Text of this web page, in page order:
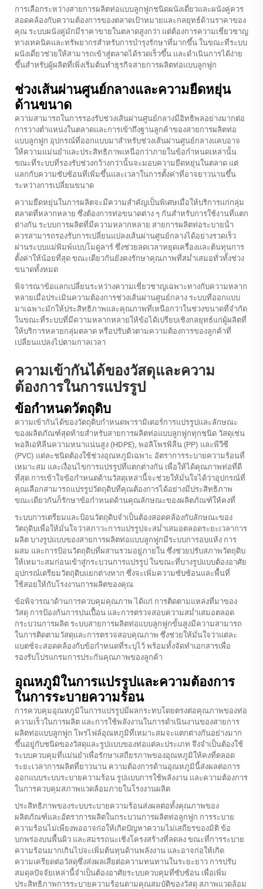
การเลือกระหว่างสายการผลิตท่อแบบลูกฟูกชนิดผนังเดี่ยวและผนังคู่ควร
สอดคล้องกับความต้องการของตลาดเป้าหมายและกลยุทธ์ด้านราคาของ
คุณ ระบบผนังคู่มักมีราคาขายในตลาดสูงกว่า แต่ต้องการความเชี่ยวชาญ
ทางเทคนิคและทรัพยากรสำหรับการบำรุงรักษาที่มากขึ้น ในขณะที่ระบบ
ผนังเดี่ยวช่วยให้สามารถเข้าสู่ตลาดได้รวดเร็วขึ้น และดำเนินการได้ง่าย
ขึ้นสำหรับผู้ผลิตที่เพิ่งเริ่มต้นทำธุรกิจสายการผลิตท่อแบบลูกฟูก
ช่วงเส้นผ่านศูนย์กลางและความยืดหยุ่น
ด้านขนาด
ความสามารถในการรองรับช่วงเส้นผ่านศูนย์กลางมีอิทธิพลอย่างมากต่อ
การวางตำแหน่งในตลาดและการเข้าถึงฐานลูกค้าของสายการผลิตท่อ
แบบลูกฟูก อุปกรณ์ที่ออกแบบมาสำหรับช่วงเส้นผ่านศูนย์กลางแคบอาจ
ให้ความแม่นยำและประสิทธิภาพเหนือกว่าภายในข้อกำหนดเหล่านั้น
ขณะที่ระบบที่รองรับช่วงกว้างกว่านั้นจะมอบความยืดหยุ่นในตลาด แต่
แลกกับความซับซ้อนที่เพิ่มขึ้นและเวลาในการตั้งค่าที่อาจยาวนานขึ้น
ระหว่างการเปลี่ยนขนาด
ความยืดหยุ่นในการผลิตจะมีความสำคัญเป็นพิเศษเมื่อให้บริการแก่กลุ่ม
ตลาดที่หลากหลาย ซึ่งต้องการท่อขนาดต่าง ๆ กันสำหรับการใช้งานที่แตก
ต่างกัน ระบบการผลิตที่มีความหลากหลาย สายการผลิตท่อระบายน้ํา
ควรสามารถรองรับการเปลี่ยนแปลงเส้นผ่านศูนย์กลางได้อย่างรวดเร็ว
ผ่านระบบแม่พิมพ์แบบโมดูลาร์ ซึ่งช่วยลดเวลาหยุดเครื่องและต้นทุนการ
ตั้งค่าให้น้อยที่สุด ขณะเดียวกันยังคงรักษาคุณภาพที่สม่ำเสมอทั่วทั้งช่วง
ขนาดทั้งหมด
พิจารณาข้อแลกเปลี่ยนระหว่างความเชี่ยวชาญเฉพาะทางกับความหลาก
หลายเมื่อประเมินความต้องการช่วงเส้นผ่านศูนย์กลาง ระบบที่ออกแบบ
มาเฉพาะมักให้ประสิทธิภาพและคุณภาพที่เหนือกว่าในช่วงขนาดที่จำกัด
ในขณะที่ระบบที่มีความหลากหลายให้ข้อได้เปรียบเชิงกลยุทธ์แก่ผู้ผลิตที่
ให้บริการหลายกลุ่มตลาด หรือปรับตัวตามความต้องการของลูกค้าที่
เปลี่ยนแปลงไปตามกาลเวลา
ความเข้ากันได้ของวัสดุและความ
ต้องการในการแปรรูป
ข้อกำหนดวัตถุดิบ
ความเข้ากันได้ของวัตถุดิบกำหนดพารามิเตอร์การแปรรูปและลักษณะ
ของผลิตภัณฑ์สุดท้ายสำหรับสายการผลิตท่อแบบลูกฟูกทุกชนิด วัสดุเช่น
พอลิเอทิลีนความหนาแน่นสูง (HDPE), พอลิโพรพิลีน (PP) และพีวีซี
(PVC) แต่ละชนิดต้องใช้ช่วงอุณหภูมิเฉพาะ อัตราการระบายความร้อนที่
เหมาะสม และเงื่อนไขการแปรรูปที่แตกต่างกัน เพื่อให้ได้คุณภาพท่อที่ดี
ที่สุด การเข้าใจข้อกำหนดด้านวัสดุเหล่านี้จะช่วยให้มั่นใจได้ว่าอุปกรณ์ที่
คุณเลือกสามารถแปรรูปวัตถุดิบที่คุณต้องการได้อย่างมีประสิทธิภาพ
ขณะเดียวกันก็รักษาข้อกำหนดด้านคุณลักษณะของผลิตภัณฑ์ให้คงที่
ระบบการเตรียมและป้อนวัตถุดิบจำเป็นต้องสอดคล้องกับลักษณะของ
วัตถุดิบเพื่อให้มั่นใจว่าสภาวะการแปรรูปจะสม่ำเสมอตลอดระยะเวลาการ
ผลิต บางรูปแบบของสายการผลิตท่อแบบลูกฟูกมีระบบการอบแห้ง การ
ผสม และการป้อนวัตถุดิบที่ผสานรวมอยู่ภายใน ซึ่งช่วยปรับสภาพวัตถุดิบ
ให้เหมาะสมก่อนเข้าสู่กระบวนการแปรรูป ในขณะที่บางรูปแบบต้องอาศัย
อุปกรณ์เตรียมวัตถุดิบแยกต่างหาก ซึ่งจะเพิ่มความซับซ้อนและพื้นที่
ใช้สอยให้กับโรงงานการผลิตของคุณ
ข้อพิจารณาด้านการควบคุมคุณภาพ ได้แก่ การติดตามแหล่งที่มาของ
วัสดุ การป้องกันการปนเปื้อน และการตรวจสอบความสม่ำเสมอตลอด
กระบวนการผลิต ระบบสายการผลิตท่อแบบลูกฟูกขั้นสูงมีความสามารถ
ในการติดตามวัสดุและการตรวจสอบคุณภาพ ซึ่งช่วยให้มั่นใจว่าแต่ละ
แบตช์จะสอดคล้องกับข้อกำหนดที่ระบุไว้ พร้อมทั้งจัดทำเอกสารเพื่อ
รองรับโปรแกรมการประกันคุณภาพของลูกค้า
อุณหภูมิในการแปรรูปและความต้องการ
ในการระบายความร้อน
การควบคุมอุณหภูมิในการแปรรูปมีผลกระทบโดยตรงต่อคุณภาพของท่อ
ความเร็วในการผลิต และการใช้พลังงานในการดำเนินงานของสายการ
ผลิตท่อแบบลูกฟูก โพรไฟล์อุณหภูมิที่เหมาะสมจะแตกต่างกันอย่างมาก
ขึ้นอยู่กับชนิดของวัสดุและรูปแบบของท่อแต่ละประเภท จึงจำเป็นต้องใช้
ระบบควบคุมที่แม่นยำเพื่อรักษาเสถียรภาพของอุณหภูมิให้คงที่ตลอด
ระยะเวลาการผลิตที่ยาวนาน ความต้องการด้านอุณหภูมินี้ส่งผลต่อการ
ออกแบบระบบระบายความร้อน รูปแบบการใช้พลังงาน และความต้องการ
ในการควบคุมสภาพแวดล้อมภายในโรงงานผลิต
ประสิทธิภาพของระบบระบายความร้อนส่งผลต่อทั้งคุณภาพของ
ผลิตภัณฑ์และอัตราการผลิตในกระบวนการผลิตท่อลูกฟูก การระบาย
ความร้อนไม่เพียงพออาจก่อให้เกิดปัญหาความไม่เสถียรของมิติ ข้อ
บกพร่องบนพื้นผิว และสมรรถนะเชิงโครงสร้างที่ลดลง ขณะที่การระบาย
ความร้อนมากเกินไปจะเพิ่มต้นทุนด้านพลังงาน และอาจก่อให้เกิด
ความเครียดต่อวัสดุซึ่งส่งผลเสียต่อความทนทานในระยะยาว การปรับ
สมดุลปัจจัยเหล่านี้จำเป็นต้องอาศัยระบบควบคุมที่ซับซ้อน เพื่อเพิ่ม
ประสิทธิภาพการระบายความร้อนตามคุณสมบัติของวัสดุ สภาพแวดล้อม